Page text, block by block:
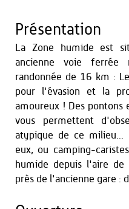
Présentation
La Zone humide est
ancienne voie ferrée
randonnée de 16 km :
pour l'évasion et la
amoureux ! Des pontons
vous permettent
atypique de ce milieu...
eux, ou camping-
humide depuis l'aire de
près de l'ancienne gare :